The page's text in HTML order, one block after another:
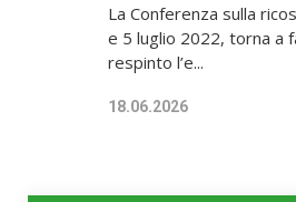
La Conferenza sulla
e 5 luglio 2022, torna a
respinto l’e...
18.06.2026